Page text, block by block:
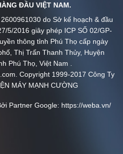
ĐẦU VIỆT NAM.
do Sở kế hoạch & đầu
5/2016 giây phép ICP SỐ 02/GP-
thông tỉnh Phú Thọ cấp ngày
Thị Trấn Thanh Thủy, Huyện
Phú Thọ, Việt Nam .
Copyright 1999-2017 Công Ty
MÁY MẠNH CƯỜNG
Partner Google: https://weba.vn/